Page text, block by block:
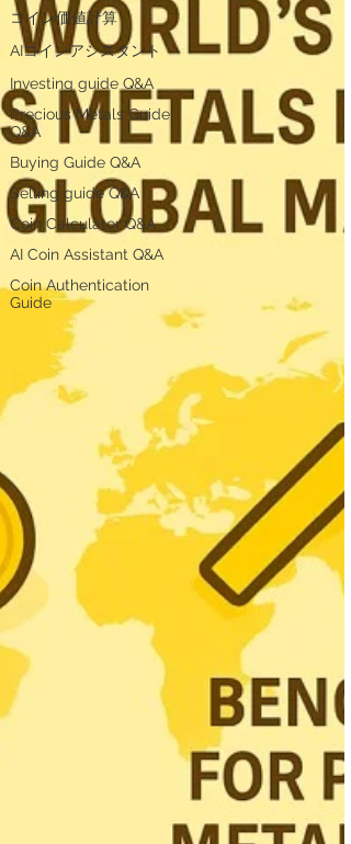
​コイン価値計算
AIコインアシスタント
Investing guide Q&A
Precious Metals Guide
Q&A
Buying Guide Q&A
Selling guide Q&A
Coin Calculator Q&A
AI Coin Assistant Q&A
Coin Authentication
Guide